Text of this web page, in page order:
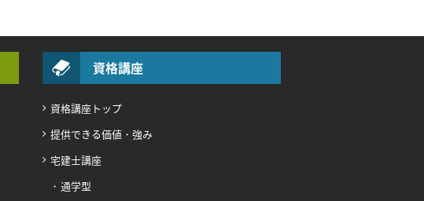
資格講座
資格講座トップ
提供できる価値・強み
宅建士講座
通学型